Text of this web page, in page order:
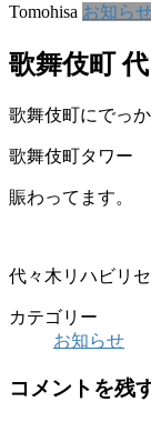
Tomohisa お知らせ
歌舞伎町
歌舞伎町にでっか
歌舞伎町タワー
賑わってます。
代々木リハビリ
カテゴリー
お知らせ
コメントを残